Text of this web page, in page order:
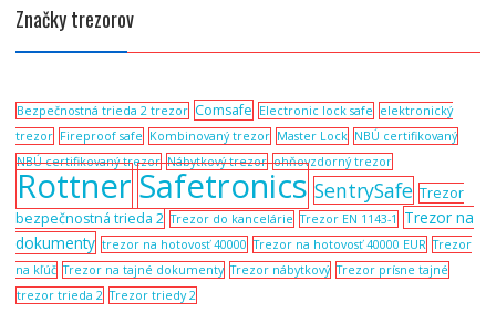
Značky trezorov
Bezpečnostná trieda 2 trezor Comsafe Electronic lock safe elektronický
trezor Fireproof safe Kombinovaný trezor Master Lock NBÚ certifikovaný
NBÚ certifikovaný trezor Nábytkový trezor ohňovzdorný trezor
RottnerSafetronics SentrySafe Trezor
bezpečnostná trieda 2 Trezor do kancelárie Trezor EN 1143-1
Trezor na
dokumenty trezor na hotovosť 40000 Trezor na hotovosť 40000 EUR Trezor
na kľúč Trezor na tajné dokumenty Trezor nábytkový Trezor prísne tajné
trezor trieda 2 Trezor triedy 2